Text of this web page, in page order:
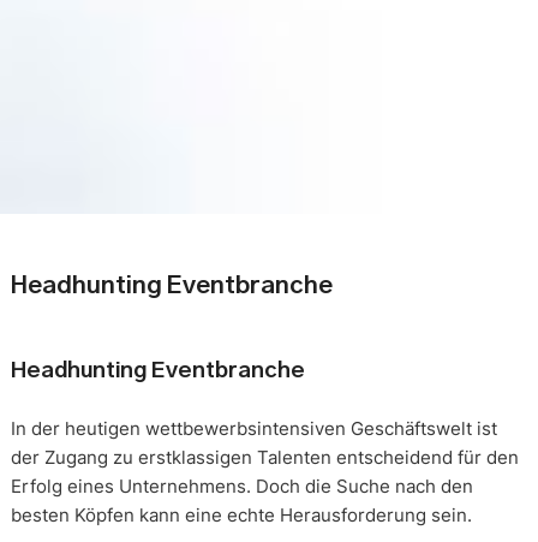
Headhunting Eventbranche
Headhunting Eventbranche
In der heutigen wettbewerbsintensiven Geschäftswelt ist
der Zugang zu erstklassigen Talenten entscheidend für den
Erfolg eines Unternehmens. Doch die Suche nach den
besten Köpfen kann eine echte Herausforderung sein.